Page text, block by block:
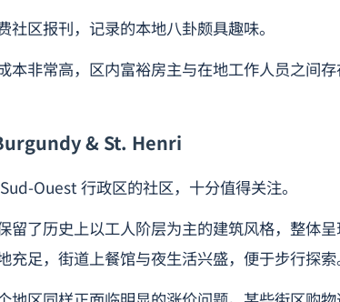
社区报刊，记录的本地八卦颇具趣味。
本非常高，区内富裕房主与在地工作人员之间
& St. Henri
Ouest 行政区的社区，十分值得关注。
留了历史上以工人阶层为主的建筑风格，整体
充足，街道上餐馆与夜生活兴盛，便于步行探索